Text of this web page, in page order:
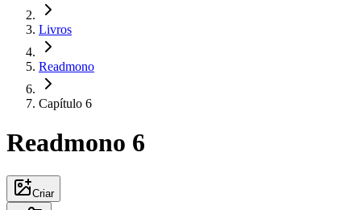
Livros
Readmono
Capítulo 6
Readmono 6
Criar